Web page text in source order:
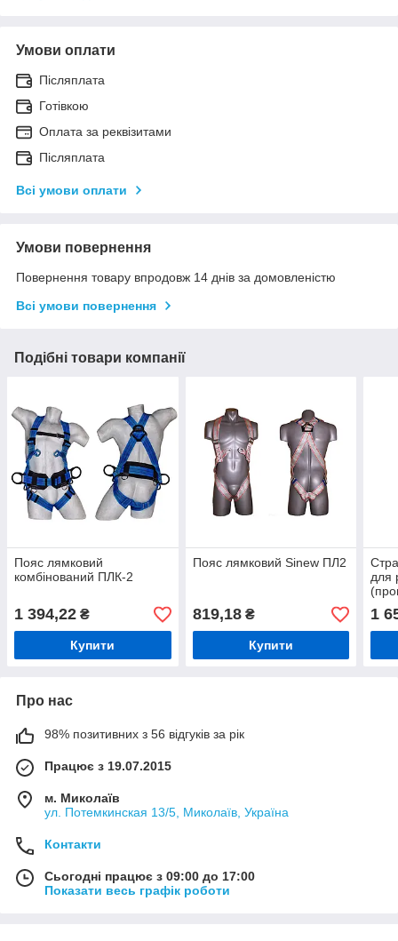
Умови оплати
Післяплата
Готівкою
Оплата за реквізитами
Післяплата
Всі умови оплати
Умови повернення
Повернення товару впродовж 14 днів за домовленістю
Всі умови повернення
Подібні товари компанії
Пояс лямковий
комбінований ПЛК-2
1 394,22 ₴
Купити
Пояс лямковий Sinew ПЛ2
819,18₴
Купити
для
1
Про нас
98% позитивних з 56 відгуків за рік
Працює з 19.07.2015
м. Миколаїв
ул. Потемкинская 13/5, Миколаїв, Україна
Контакти
Сьогодні працює з 09:00 до 17:00
Показати весь графік роботи